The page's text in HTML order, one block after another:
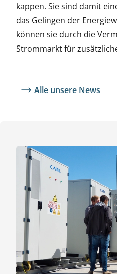
kappen. Sie sind damit
das Gelingen der
können sie durch die
Strommarkt für
Alle unsere News